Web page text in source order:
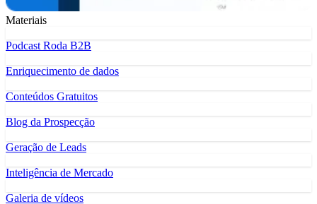
Materiais
Podcast Roda B2B
Enriquecimento de dados
Conteúdos Gratuitos
Blog da Prospecção
Geração de Leads
Inteligência de Mercado
Galeria de vídeos